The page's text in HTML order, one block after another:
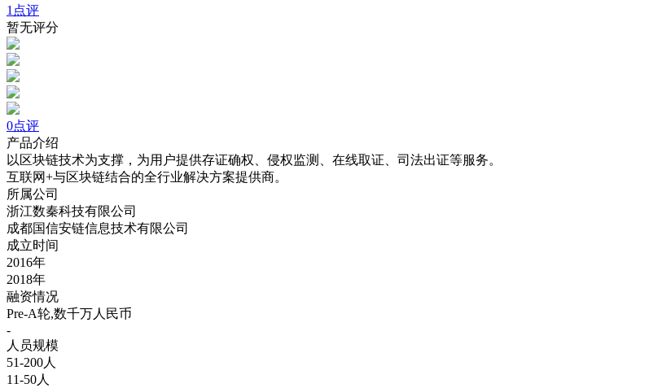
1点评
暂无评分
0点评
产品介绍
以区块链技术为支撑，为用户提供存证确权、侵权监测、在线取证、司法出证等服务。
互联网+与区块链结合的全行业解决方案提供商。
所属公司
浙江数秦科技有限公司
成都国信安链信息技术有限公司
成立时间
2016年
2018年
融资情况
Pre-A轮,数千万人民币
-
人员规模
51-200人
11-50人